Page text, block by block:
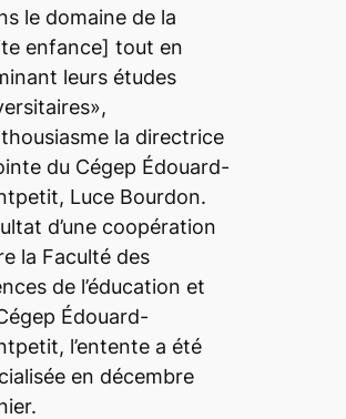
le domaine de la
enfance] tout en
leurs études
la directrice
du Cégep Édouard-
Luce Bourdon.
d’une coopération
la Faculté des
de l’éducation et
Édouard-
l’entente a été
en décembre